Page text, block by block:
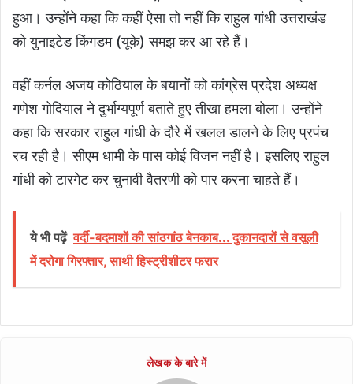
हुआ। उन्होंने कहा कि कहीं ऐसा तो नहीं कि राहुल गांधी उत्तराखंड
को युनाइटेड किंगडम (यूके) समझ कर आ रहे हैं।
वहीं कर्नल अजय कोठियाल के बयानों को कांग्रेस प्रदेश अध्यक्ष
गणेश गोदियाल ने दुर्भाग्यपूर्ण बताते हुए तीखा हमला बोला। उन्होंने
कहा कि सरकार राहुल गांधी के दौरे में खलल डालने के लिए प्रपंच
रच रही है। सीएम धामी के पास कोई विजन नहीं है। इसलिए राहुल
गांधी को टारगेट कर चुनावी वैतरणी को पार करना चाहते हैं।
ये भी पढ़ें वर्दी-बदमाशों की सांठगांठ बेनकाब... दुकानदारों से वसूली
में दरोगा गिरफ्तार, साथी हिस्ट्रीशीटर फरार